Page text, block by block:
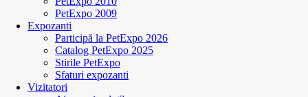
PetExpo 2009
Expozanti
Participă la PetExpo 2026
Catalog PetExpo 2025
Stirile PetExpo
Sfaturi expozanti
Vizitatori